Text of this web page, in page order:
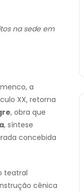
na sede em
a
XX, retorna
, obra que
, síntese
concebida
teatral
cênica